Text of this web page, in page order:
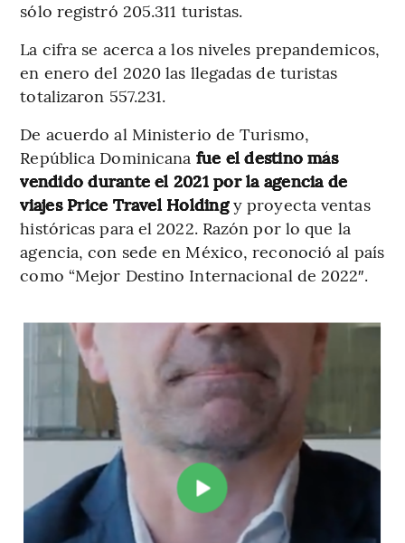
sólo registró 205.311 turistas.
La cifra se acerca a los niveles prepandemicos,
en enero del 2020 las llegadas de turistas
totalizaron 557.231.
De acuerdo al Ministerio de Turismo,
República Dominicana fue el destino más
vendido durante el 2021 por la agencia de
viajes Price Travel Holdingy proyecta ventas
históricas para el 2022. Razón por lo que la
agencia, con sede en México, reconoció al país
como “Mejor Destino Internacional de 2022″.